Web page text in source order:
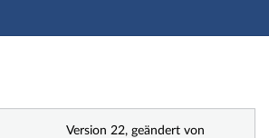
Version 22, geändert von